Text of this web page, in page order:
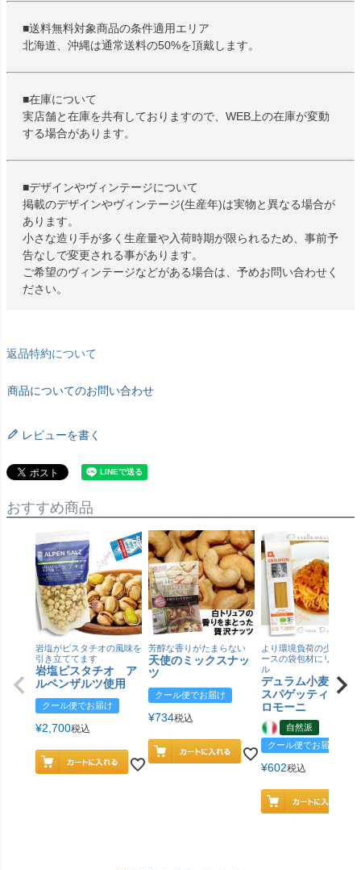
■送料無料対象商品の条件適用エリア
北海道、沖縄は通常送料の50%を頂戴します。
■在庫について
実店舗と在庫を共有しておりますので、WEB上の在庫が変動
する場合があります。
■デザインやヴィンテージについて
掲載のデザインやヴィンテージ(生産年)は実物と異なる場合が
あります。
小さな造り手が多く生産量や入荷時期が限られるため、事前予
告なしで変更される事があります。
ご希望のヴィンテージなどがある場合は、予めお問い合わせく
ださい。
返品特約について
商品についてのお問い合わせ
レビューを書く
おすすめ商品
岩塩がピスタチオの風味を
引き立ててます
岩塩ピスタチオ ア
ルペンザルツ使用
クール便でお届け
¥2,700税込
芳醇な香りがたまらない
天使のミックスナッ
ツ
クール便でお届け
¥734税込
より環境負荷の少ない紙
ースの袋包材にリニュー
ル
デュラム小麦 有
スパゲッティ／ジ
ロモーニ
自然派
クール便でお届け
¥602税込